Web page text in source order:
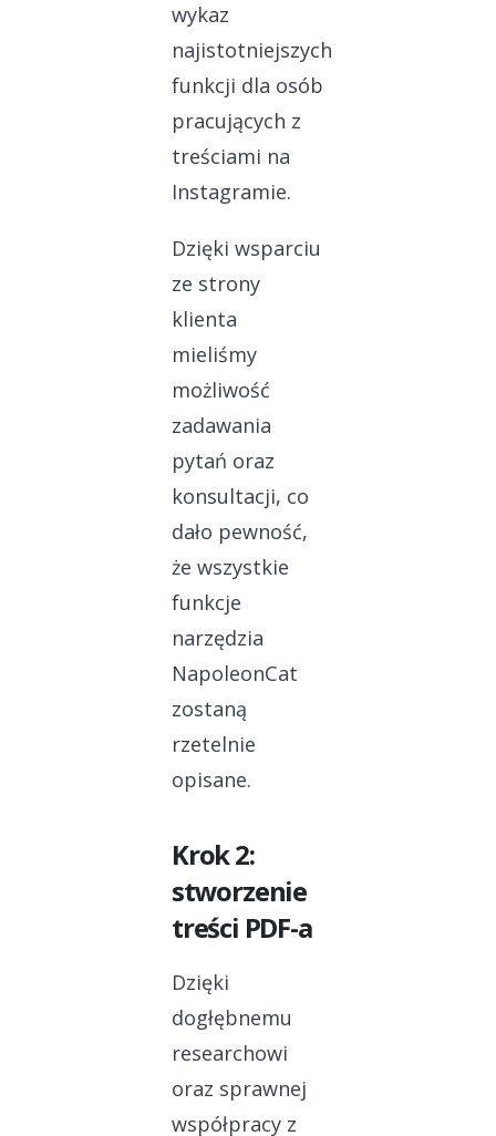
wykaz
najistotniejszych
funkcji dla osób
pracujących z
treściami na
Instagramie.
Dzięki wsparciu
ze strony
klienta
mieliśmy
możliwość
zadawania
pytań oraz
konsultacji, co
dało pewność,
że wszystkie
funkcje
narzędzia
NapoleonCat
zostaną
rzetelnie
opisane.
Krok 2:
stworzenie
treści PDF-a
Dzięki
dogłębnemu
researchowi
oraz sprawnej
współpracy z